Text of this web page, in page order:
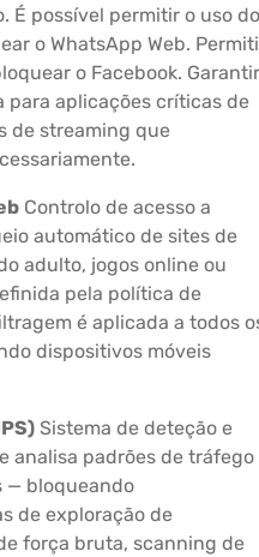
É possível permitir o uso do
o WhatsApp Web.
o Facebook. Garantir
aplicações críticas de
de streaming que
Controlo de acesso a
automático de sites de
adulto, jogos online ou
pela política de
é aplicada a todos
dispositivos móveis
Sistema de deteção e
analisa padrões de tráfego
— bloqueando
de exploração de
força bruta, scanning de